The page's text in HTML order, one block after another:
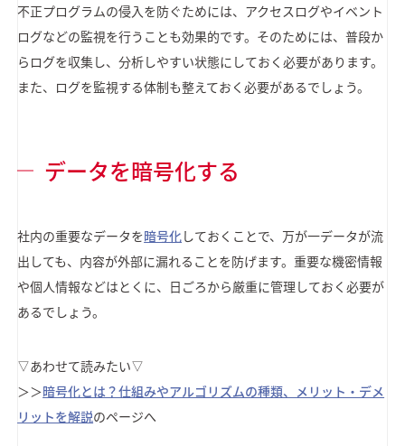
不正プログラムの侵入を防ぐためには、アクセスログやイベント
ログなどの監視を行うことも効果的です。そのためには、普段か
らログを収集し、分析しやすい状態にしておく必要があります。
また、ログを監視する体制も整えておく必要があるでしょう。
データを暗号化する
社内の重要なデータを暗号化しておくことで、万が一データが流
出しても、内容が外部に漏れることを防げます。重要な機密情報
や個人情報などはとくに、日ごろから厳重に管理しておく必要が
あるでしょう。
▽あわせて読みたい▽
＞＞暗号化とは？仕組みやアルゴリズムの種類、メリット・デメ
リットを解説のページへ